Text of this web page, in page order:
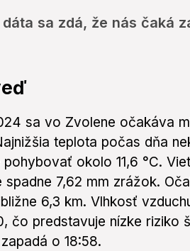
sa zdá, že nás čaká
sa vo Zvolene očakáva
teplota počas dňa
okolo 11,6 °C.
7,62 mm zrážok.
6,3 km. Vlhkosť
čo predstavuje nízke riziko
o 18:58.